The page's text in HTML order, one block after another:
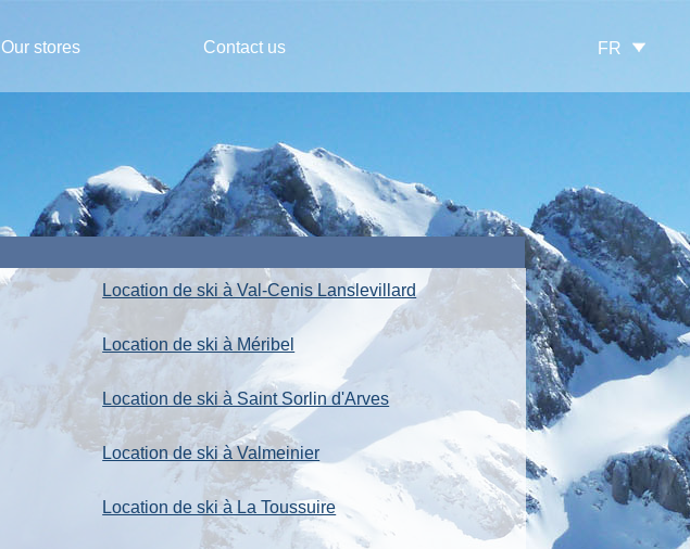
Our stores Contact us FR
Location de ski à Val-Cenis Lanslevillard
Location de ski à Méribel
Location de ski à Saint Sorlin d'Arves
Location de ski à Valmeinier
Location de ski à La Toussuire